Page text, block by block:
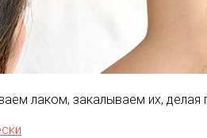
лаком, закалываем их,